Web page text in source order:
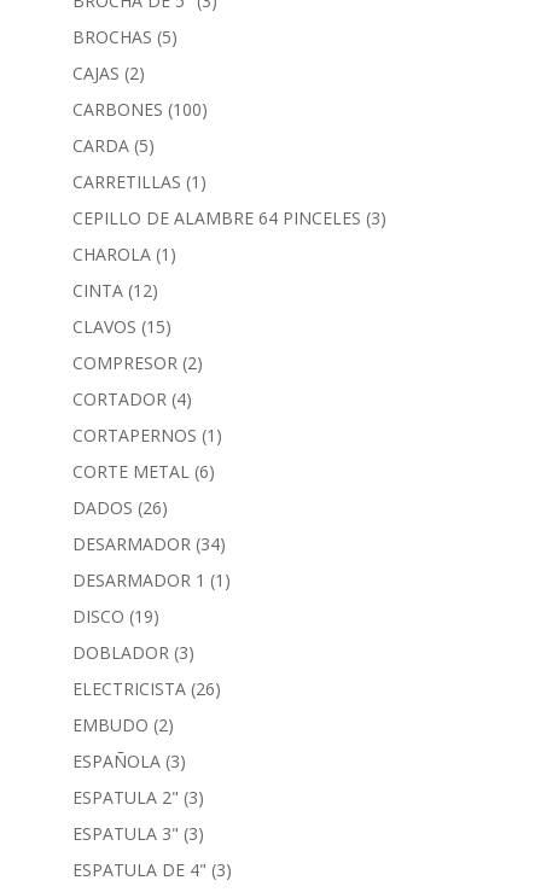
BROCHAS (5)
CAJAS (2)
CARBONES (100)
CARDA (5)
CARRETILLAS (1)
CEPILLO DE ALAMBRE 64 PINCELES (3)
CHAROLA (1)
CINTA (12)
CLAVOS (15)
COMPRESOR (2)
CORTADOR (4)
CORTAPERNOS (1)
CORTE METAL (6)
DADOS (26)
DESARMADOR (34)
DESARMADOR 1 (1)
DISCO (19)
DOBLADOR (3)
ELECTRICISTA (26)
EMBUDO (2)
ESPAÑOLA (3)
ESPATULA 2" (3)
ESPATULA 3" (3)
ESPATULA DE 4" (3)